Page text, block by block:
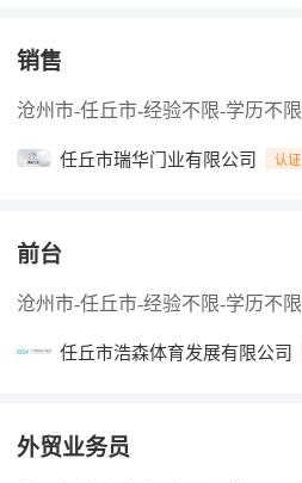
销售
沧州市-任丘市-经验不限-学历不限
任丘市瑞华门业有限公司 认证
前台
沧州市-任丘市-经验不限-学历不限
任丘市浩森体育发展有限公司
外贸业务员